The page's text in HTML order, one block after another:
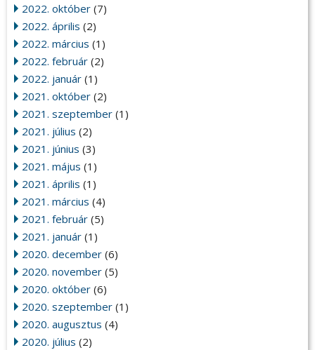
2022. október (7)
2022. április (2)
2022. március (1)
2022. február (2)
2022. január (1)
2021. október (2)
2021. szeptember (1)
2021. július (2)
2021. június (3)
2021. május (1)
2021. április (1)
2021. március (4)
2021. február (5)
2021. január (1)
2020. december (6)
2020. november (5)
2020. október (6)
2020. szeptember (1)
2020. augusztus (4)
2020. július (2)